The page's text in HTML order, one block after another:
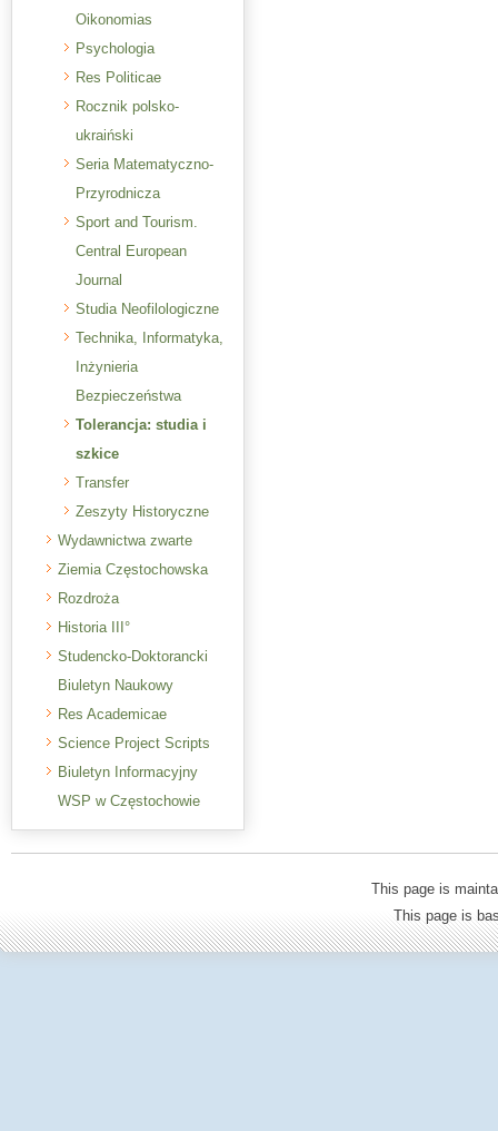
Oikonomias
Psychologia
Res Politicae
Rocznik polsko-
ukraiński
Seria Matematyczno-
Przyrodnicza
Sport and Tourism.
Central European
Journal
Studia Neofilologiczne
Technika, Informatyka,
Inżynieria
Bezpieczeństwa
Tolerancja: studia i
szkice
Transfer
Zeszyty Historyczne
Wydawnictwa zwarte
Ziemia Częstochowska
Rozdroża
Historia III°
Studencko-Doktorancki
Biuletyn Naukowy
Res Academicae
Science Project Scripts
Biuletyn Informacyjny
WSP w Częstochowie
This page is
This page is